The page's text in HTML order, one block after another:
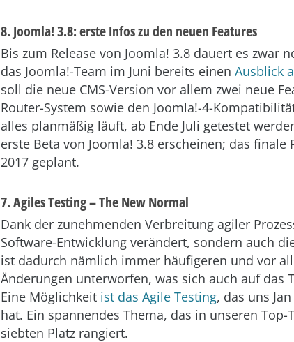
8. Joomla! 3.8: erste Infos zu den neuen Features
Bis zum Release von Joomla! 3.8 dauert es zwar
das Joomla!-Team im Juni bereits einen Ausblick
soll die neue CMS-Version vor allem zwei neue
Router-System sowie den Joomla!-4-
alles planmäßig läuft, ab Ende Juli getestet
erste Beta von Joomla! 3.8 erscheinen; das finale
2017 geplant.
7. Agiles Testing – The New Normal
Dank der zunehmenden Verbreitung agiler
Software-Entwicklung verändert, sondern auch
ist dadurch nämlich immer häufigeren und vor
Änderungen unterworfen, was sich auch auf das
Eine Möglichkeit ist das Agile Testing, das uns
hat. Ein spannendes Thema, das in unseren
siebten Platz rangiert.